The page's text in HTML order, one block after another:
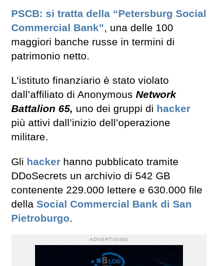
PSCB: si tratta della “Petersburg Social
Commercial Bank”, una delle 100
maggiori banche russe in termini di
patrimonio netto.
L’istituto finanziario è stato violato
dall’affiliato di Anonymous Network
Battalion 65, uno dei gruppi di hacker
più attivi dall’inizio dell’operazione
militare.
Gli hacker hanno pubblicato tramite
DDoSecrets un archivio di 542 GB
contenente 229.000 lettere e 630.000 file
della Social Commercial Bank di San
Pietroburgo.
ADVERTISING